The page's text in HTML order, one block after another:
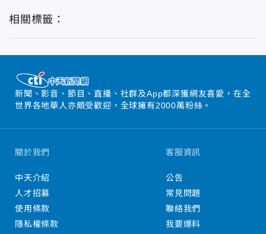
相關標籤：
新聞、影音、節目、直播、社群及App都深獲網友喜愛，在全
世界各地華人亦頗受歡迎，全球擁有2000萬粉絲。
關於我們
中天介紹
人才招募
使用條款
隱私權條款
客服資訊
公告
常見問題
聯絡我們
我要爆料